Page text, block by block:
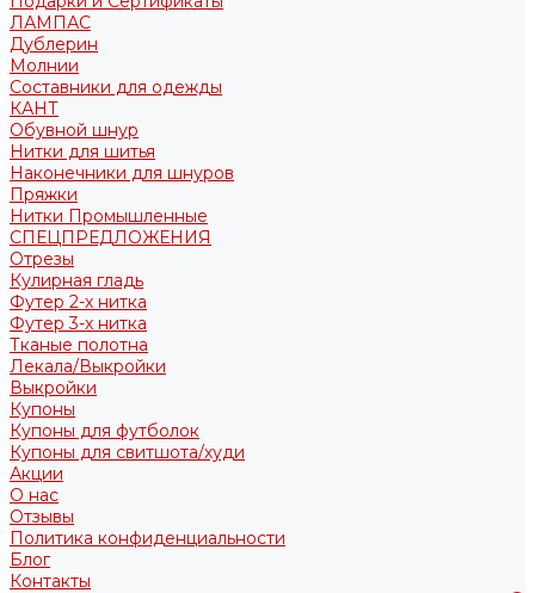
ЛАМПАС
Дублерин
Молнии
Составники для одежды
КАНТ
Обувной шнур
Нитки для шитья
Наконечники для шнуров
Пряжки
Нитки Промышленные
СПЕЦПРЕДЛОЖЕНИЯ
Отрезы
Кулирная гладь
Футер 2-х нитка
Футер 3-х нитка
Тканые полотна
Лекала/Выкройки
Выкройки
Купоны
Купоны для футболок
Купоны для свитшота/худи
Акции
О нас
Отзывы
Политика конфиденциальности
Блог
Контакты